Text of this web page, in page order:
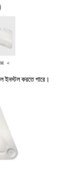
ইনস্টল করতে পারে।